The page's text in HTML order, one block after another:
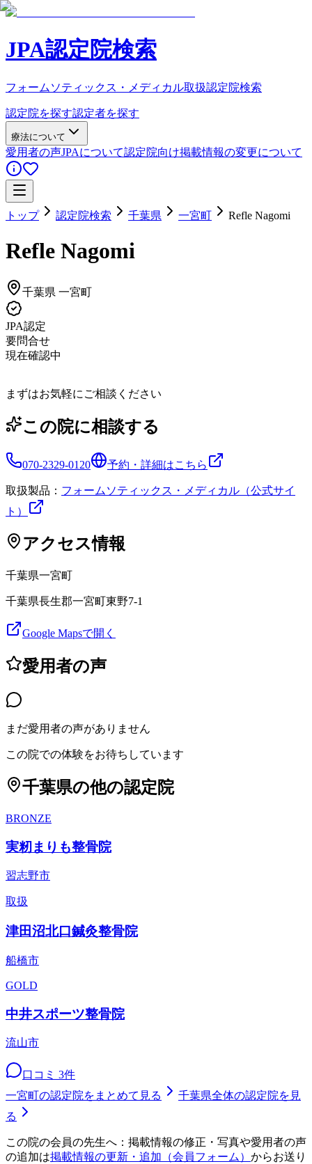
JPA認定院検索
フォームソティックス・メディカル取扱認定院検索
認定院を探す認定者を探す
療法について
愛用者の声JPAについて認定院向け掲載情報の変更について
トップ 認定院検索 千葉県 一宮町 Refle Nagomi
Refle Nagomi
千葉県 一宮町
JPA認定
要問合せ
現在確認中
まずはお気軽にご相談ください
この院に相談する
070-2329-0120 予約・詳細はこちら
取扱製品： フォームソティックス・メディカル（公式サイ
ト）
アクセス情報
千葉県一宮町
千葉県長生郡一宮町東野7-1
Google Mapsで開く
愛用者の声
まだ愛用者の声がありません
この院での体験をお待ちしています
千葉県の他の認定院
BRONZE
実籾まりも整骨院
習志野市
取扱
津田沼北口鍼灸整骨院
船橋市
GOLD
中井スポーツ整骨院
流山市
口コミ 3件
一宮町の認定院をまとめて見る 千葉県全体の認定院を見
る
この院の会員の先生へ：掲載情報の修正・写真や愛用者の声
の追加は掲載情報の更新・追加（会員フォーム） からお送り